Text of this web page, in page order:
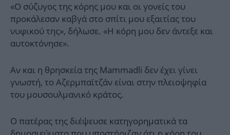
«Ο σύζυγος της κόρης μου και οι γονείς του
προκάλεσαν καβγά στο σπίτι μου εξαιτίας του
νυφικού της», δήλωσε. «Η κόρη μου δεν άντεξε και
αυτοκτόνησε».
Αν και η θρησκεία της Mammadli δεν έχει γίνει
γνωστή, το Αζερμπαϊτζάν είναι στην πλειοψηφία
του μουσουλμανικό κράτος.
Ο πατέρας της διέψευσε κατηγορηματικά τα